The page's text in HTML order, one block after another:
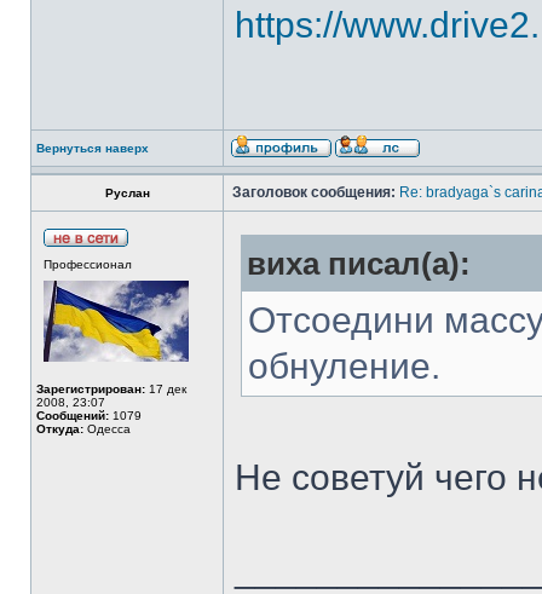
https://
Вернуться наверх
Руслан Заголовок сообщения: Re: bradyaga`s
Профессионал
Зарегистрирован: 17 дек
2008, 23:07
Сообщений: 1079
Откуда: Одесса
виха писал(а):
Отсоедини
обнуление.
Не советуй чего